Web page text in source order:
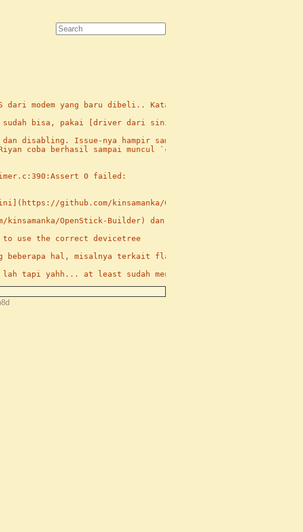
dari modem yang baru dibeli.. Katanya tidak ada fitur
sudah bisa, pakai [driver dari sini](https://www.zianet.com/
dan disabling. Issue-nya hampir sama dengan yang
coba berhasil sampai muncul `connected` di `mmcli`,
0 failed:
github.com/kinsamanka/OpenStick-Builder#steps).
OpenStick-Builder) dan customize device tree-nya
use the correct devicetree
hal, misalnya terkait flashing via EDL mode SoC
lah tapi yahh... at least sudah mencoba hehe -->, dengan